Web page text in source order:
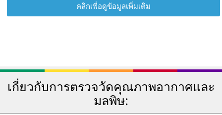
คลิกเพื่อดูข้อมูลเพิ่มเติม
เกี่ยวกับการตรวจวัดคุณภาพอากาศและ
มลพิษ: